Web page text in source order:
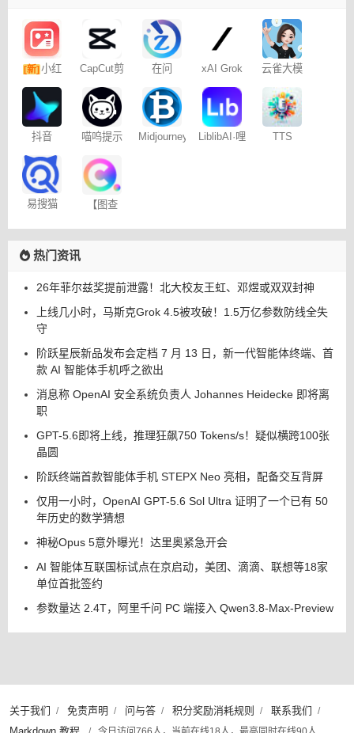
[新]小红
记
CapCut剪
在问 xAI Grok
云雀大模
抖音
– 免费
喵呜提示
Midjourney
LiblibAI·哩
TTS
易搜猫
【图查
热门资讯
26年菲尔兹奖提前泄露！北大校友王虹、邓煜或双双封神
上线几小时，马斯克Grok 4.5被攻破！1.5万亿参数防线全失
守
阶跃星辰新品发布会定档 7 月 13 日，新一代智能体终端、首
款 AI 智能体手机呼之欲出
消息称 OpenAI 安全系统负责人 Johannes Heidecke 即将离
职
GPT-5.6即将上线，推理狂飙750 Tokens/s！疑似横跨100张
晶圆
阶跃终端首款智能体手机 STEPX Neo 亮相，配备交互背屏
仅用一小时，OpenAI GPT-5.6 Sol Ultra 证明了一个已有 50
年历史的数学猜想
神秘Opus 5意外曝光！达里奥紧急开会
AI 智能体互联国标试点在京启动，美团、滴滴、联想等18家
单位首批签约
参数量达 2.4T，阿里千问 PC 端接入 Qwen3.8-Max-Preview
关于我们 / 免责声明 / 问与答 / 积分奖励消耗规则 / 联系我们 /